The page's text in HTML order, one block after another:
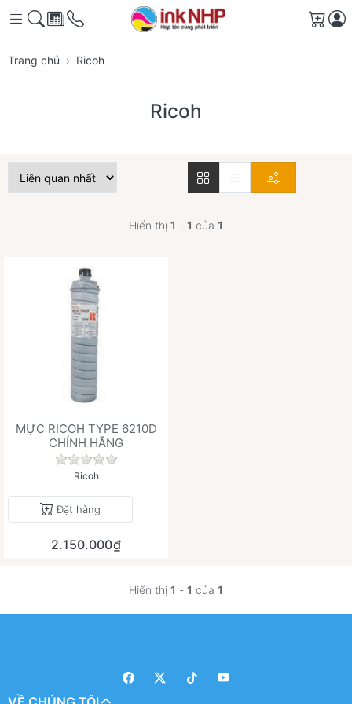
Giỏ
Trang chủ Ricoh
Ricoh
Hiển thị 1 - 1 của 1
MỰC RICOH TYPE 6210D
CHÍNH HÃNG
Chưa có đánh giá nào cho sản phẩm này.
Ricoh
Đặt hàng
2.150.000₫
Hiển thị 1 - 1 của 1